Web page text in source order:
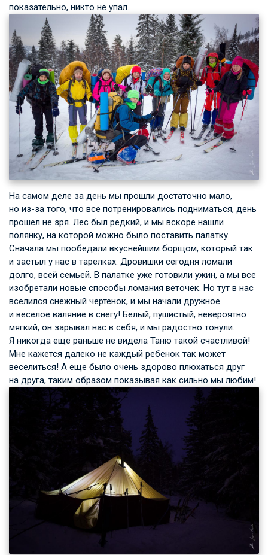
показательно, никто не упал.
На самом деле за день мы прошли достаточно мало,
но из-за того, что все потренировались подниматься, день
прошел не зря. Лес был редкий, и мы вскоре нашли
полянку, на которой можно было поставить палатку.
Сначала мы пообедали вкуснейшим борщом, который так
и застыл у нас в тарелках. Дровишки сегодня ломали
долго, всей семьей. В палатке уже готовили ужин, а мы все
изобретали новые способы ломания веточек. Но тут в нас
вселился снежный чертенок, и мы начали дружное
и веселое валяние в снегу! Белый, пушистый, невероятно
мягкий, он зарывал нас в себя, и мы радостно тонули.
Я никогда еще раньше не видела Таню такой счастливой!
Мне кажется далеко не каждый ребенок так может
веселиться! А еще было очень здорово плюхаться друг
на друга, таким образом показывая как сильно мы любим!